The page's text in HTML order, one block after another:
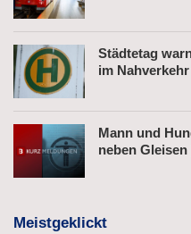
Städtetag
im Nahverkehr
Mann und
neben
Meistgeklickt